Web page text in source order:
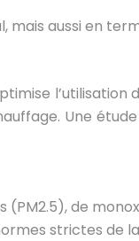
mais aussi en
l’utilisation
Une
de
strictes de